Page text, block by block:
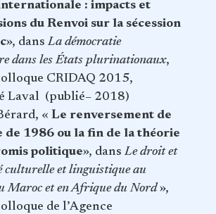
: impacts et
du Renvoi sur la sécession
», dansLa démocratie
dans les États plurinationaux,
CRIDAQ 2015,
Laval (publié– 2018)
« Le renversement de
1986 ou la fin de la théorie
politique», dansLe droit et
culturelle et linguistique au
Maroc et en Afrique du Nord»,
de l’Agence